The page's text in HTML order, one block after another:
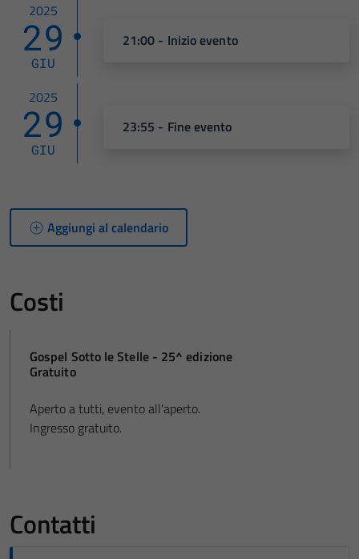
2025
29
GIU
21:00 - Inizio evento
2025
29
GIU
23:55 - Fine evento
Aggiungi al calendario
Costi
Gospel Sotto le Stelle - 25^ edizione
Gratuito
Aperto a tutti, evento all'aperto.
Ingresso gratuito.
Contatti